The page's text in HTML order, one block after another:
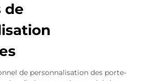
de
de personnalisation des porte-